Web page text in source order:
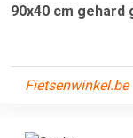
90x40 cm gehard
Fietsenwinkel.be